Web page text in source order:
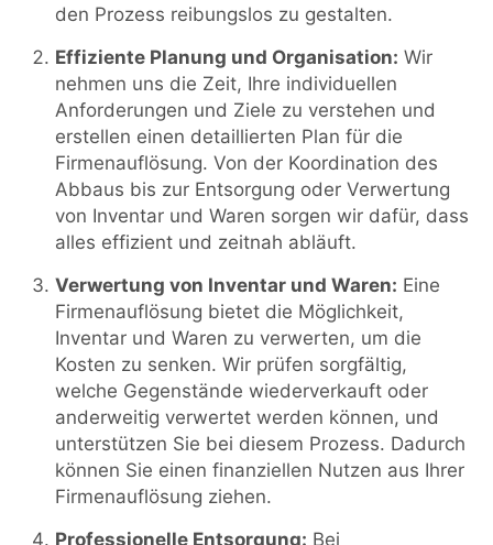
den Prozess reibungslos zu gestalten.
Effiziente Planung und Organisation: Wir
nehmen uns die Zeit, Ihre individuellen
Anforderungen und Ziele zu verstehen und
erstellen einen detaillierten Plan für die
Firmenauflösung. Von der Koordination des
Abbaus bis zur Entsorgung oder Verwertung
von Inventar und Waren sorgen wir dafür, dass
alles effizient und zeitnah abläuft.
Verwertung von Inventar und Waren: Eine
Firmenauflösung bietet die Möglichkeit,
Inventar und Waren zu verwerten, um die
Kosten zu senken. Wir prüfen sorgfältig,
welche Gegenstände wiederverkauft oder
anderweitig verwertet werden können, und
unterstützen Sie bei diesem Prozess. Dadurch
können Sie einen finanziellen Nutzen aus Ihrer
Firmenauflösung ziehen.
Professionelle Entsorgung: Bei